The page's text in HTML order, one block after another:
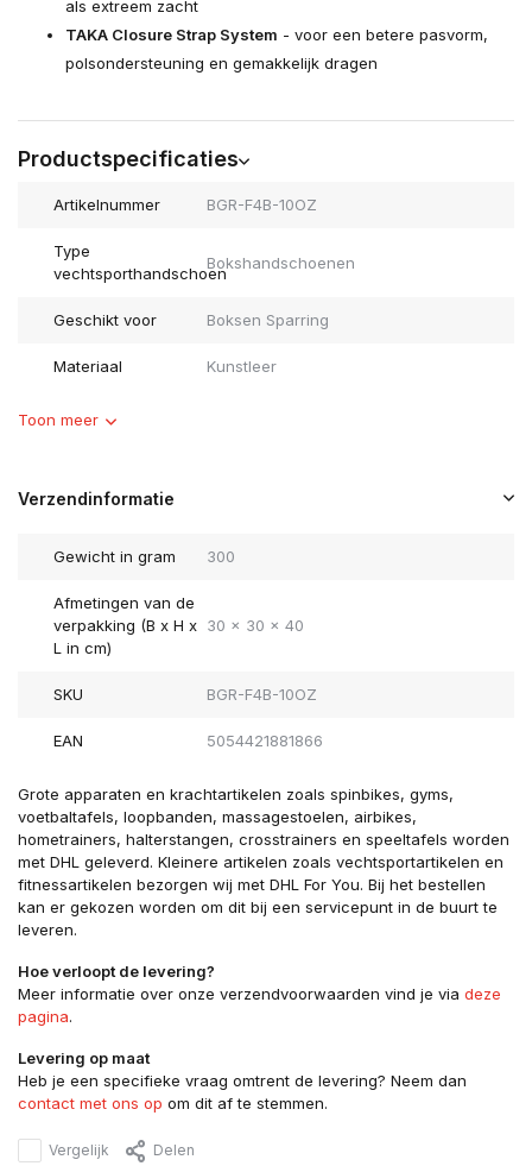
als extreem zacht
TAKA Closure Strap System - voor een betere pasvorm,
polsondersteuning en gemakkelijk dragen
Productspecificaties
Artikelnummer BGR-F4B-10OZ
Type
vechtsporthandschoen
Bokshandschoenen
Geschikt voor Boksen Sparring
Materiaal Kunstleer
Toon meer
Verzendinformatie
Gewicht in gram 300
Afmetingen van de
verpakking (B x H x
L in cm)
30 x 30 x 40
SKU BGR-F4B-10OZ
EAN 5054421881866
Grote apparaten en krachtartikelen zoals spinbikes, gyms,
voetbaltafels, loopbanden, massagestoelen, airbikes,
hometrainers, halterstangen, crosstrainers en speeltafels worden
met DHL geleverd. Kleinere artikelen zoals vechtsportartikelen en
fitnessartikelen bezorgen wij met DHL For You. Bij het bestellen
kan er gekozen worden om dit bij een servicepunt in de buurt te
leveren.
Hoe verloopt de levering?
Meer informatie over onze verzendvoorwaarden vind je via deze
pagina.
Levering op maat
Heb je een specifieke vraag omtrent de levering? Neem dan
contact met ons op om dit af te stemmen.
Vergelijk Delen